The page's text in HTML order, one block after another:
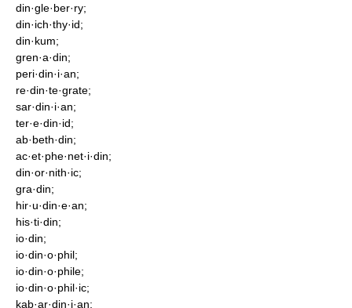
din·gle·ber·ry;
din·ich·thy·id;
din·kum;
gren·a·din;
peri·din·i·an;
re·din·te·grate;
sar·din·i·an;
ter·e·din·id;
ab·beth·din;
ac·et·phe·net·i·din;
din·or·nith·ic;
gra·din;
hir·u·din·e·an;
his·ti·din;
io·din;
io·din·o·phil;
io·din·o·phile;
io·din·o·phil·ic;
kab·ar·din·i·an;